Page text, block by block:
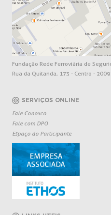
Fundação Rede Ferroviária de
Rua da Quitanda, 173 - Centro -
SERVIÇOS ONLINE
Fale Conosco
Fale com DPO
Espaço do Participante